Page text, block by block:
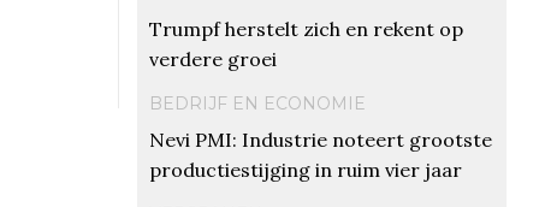
Trumpf herstelt zich en rekent op
verdere groei
BEDRIJF EN ECONOMIE
Nevi PMI: Industrie noteert grootste
productiestijging in ruim vier jaar